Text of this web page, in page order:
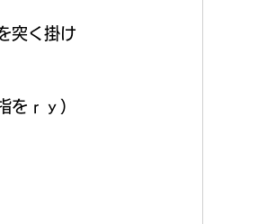
突く掛け
をｒｙ）